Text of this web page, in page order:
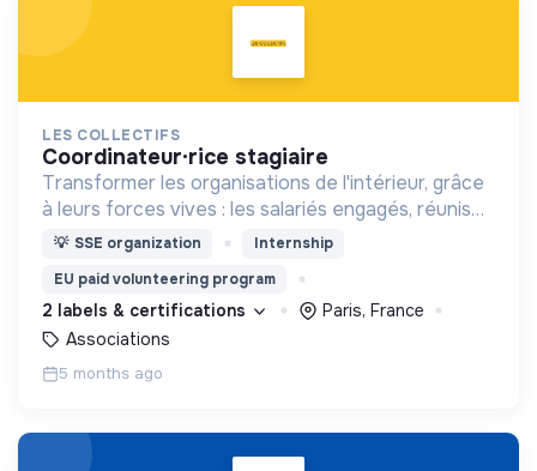
LES COLLECTIFS
coordinateur·rice stagiaire
Transformer les organisations de l'intérieur, grâce
à leurs forces vives : les salariés engagés, réunis
en collectifs de salariés
💡 SSE organization
Internship
EU paid volunteering program
2 labels & certifications
Paris, France
Associations
5 months ago